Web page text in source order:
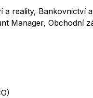
a reality, Bankovnictví
Manager, Obchodní